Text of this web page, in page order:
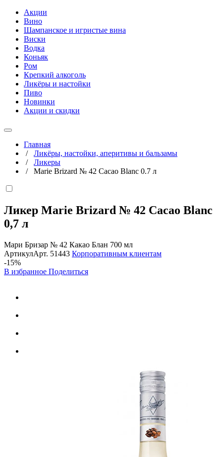
Акции
Вино
Шампанское и игристые вина
Виски
Водка
Коньяк
Ром
Крепкий алкоголь
Ликёры и настойки
Пиво
Новинки
Акции и скидки
Главная
/ Ликёры, настойки, аперитивы и бальзамы
/ Ликеры
/ Marie Brizard № 42 Cacao Blanc 0.7 л
Ликер Marie Brizard № 42 Cacao Blanc
0,7 л
Мари Бризар № 42 Какао Блан 700 мл
АртикулАрт. 51443 Корпоративным клиентам
-15%
В избранное Поделиться